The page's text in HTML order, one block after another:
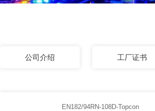
公司介绍 工厂证书
EN182/94RN-108D-Topcon